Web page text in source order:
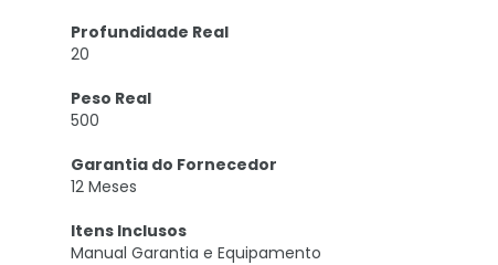
Profundidade Real
20
Peso Real
500
Garantia do Fornecedor
12 Meses
Itens Inclusos
Manual Garantia e Equipamento